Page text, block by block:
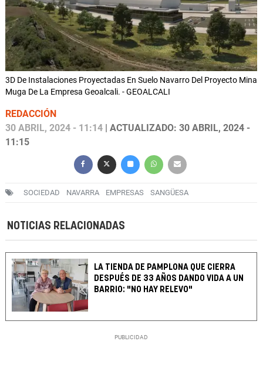
3D De Instalaciones Proyectadas En Suelo Navarro Del Proyecto Mina
Muga De La Empresa Geoalcali. - GEOALCALI
REDACCIÓN
30 ABRIL, 2024 - 11:14 | ACTUALIZADO: 30 ABRIL, 2024 -
11:15
SOCIEDAD NAVARRA EMPRESAS SANGÜESA
NOTICIAS RELACIONADAS
LA TIENDA DE PAMPLONA QUE CIERRA
DESPUÉS DE 33 AÑOS DANDO VIDA A UN
BARRIO: "NO HAY RELEVO"